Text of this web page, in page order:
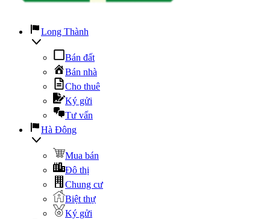
Long Thành
Bán đất
Bán nhà
Cho thuê
Ký gửi
Tư vấn
Hà Đông
Mua bán
Đô thị
Chung cư
Biệt thự
Ký gửi